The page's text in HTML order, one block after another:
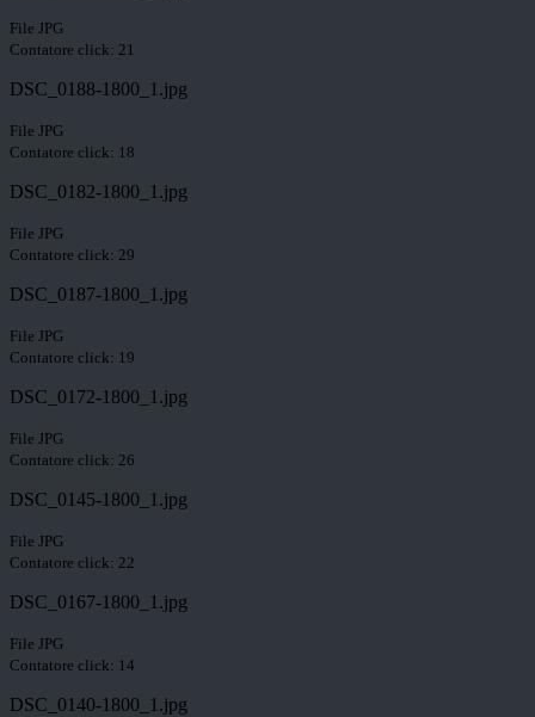
File JPG
Contatore click: 21
DSC_0188-1800_1.jpg
File JPG
Contatore click: 18
DSC_0182-1800_1.jpg
File JPG
Contatore click: 29
DSC_0187-1800_1.jpg
File JPG
Contatore click: 19
DSC_0172-1800_1.jpg
File JPG
Contatore click: 26
DSC_0145-1800_1.jpg
File JPG
Contatore click: 22
DSC_0167-1800_1.jpg
File JPG
Contatore click: 14
DSC_0140-1800_1.jpg